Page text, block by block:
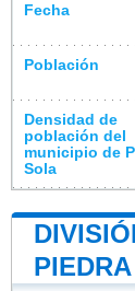
Fecha
Población
Densidad de
población del
municipio de
Sola